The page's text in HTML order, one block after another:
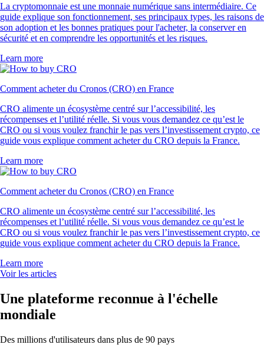
La cryptomonnaie est une monnaie numérique sans intermédiaire. Ce
guide explique son fonctionnement, ses principaux types, les raisons de
son adoption et les bonnes pratiques pour l'acheter, la conserver en
sécurité et en comprendre les opportunités et les risques.
Learn more
Comment acheter du Cronos (CRO) en France
CRO alimente un écosystème centré sur l’accessibilité, les
récompenses et l’utilité réelle. Si vous vous demandez ce qu’est le
CRO ou si vous voulez franchir le pas vers l’investissement crypto, ce
guide vous explique comment acheter du CRO depuis la France.
Learn more
Comment acheter du Cronos (CRO) en France
CRO alimente un écosystème centré sur l’accessibilité, les
récompenses et l’utilité réelle. Si vous vous demandez ce qu’est le
CRO ou si vous voulez franchir le pas vers l’investissement crypto, ce
guide vous explique comment acheter du CRO depuis la France.
Learn more
Voir les articles
Une plateforme reconnue à l'échelle
mondiale
Des millions d'utilisateurs dans plus de 90 pays